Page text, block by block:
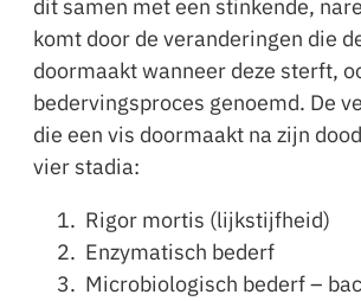
dit samen met een stinkende,
komt door de veranderingen die
doormaakt wanneer deze sterft,
bedervingsproces genoemd. De
die een vis doormaakt na zijn
vier stadia:
Rigor mortis (lijkstijfheid)
Enzymatisch bederf
Microbiologisch bederf –